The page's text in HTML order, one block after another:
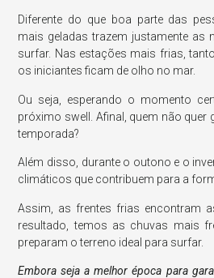
Diferente do que boa parte das
mais geladas trazem justamente as
surfar. Nas estações mais frias,
os iniciantes ficam de olho no mar.
Ou seja, esperando o momento
próximo swell. Afinal, quem não quer
temporada?
Além disso, durante o outono e o
climáticos que contribuem para a
Assim, as frentes frias encontram
resultado, temos as chuvas mais
preparam o terreno ideal para surfar.
Embora seja a melhor época para